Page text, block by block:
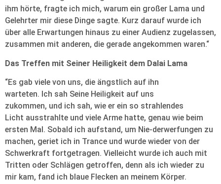
ihm hörte, fragte ich mich, warum ein großer Lama und
Gelehrter mir diese Dinge sagte. Kurz darauf wurde ich
über alle Erwartungen hinaus zu einer Audienz zugelassen,
zusammen mit anderen, die gerade angekommen waren.“
Das Treffen mit Seiner Heiligkeit dem Dalai Lama
“Es gab viele von uns, die ängstlich auf ihn
warteten. Ich sah Seine Heiligkeit auf uns
zukommen, und ich sah, wie er ein so strahlendes
Licht ausstrahlte und viele Arme hatte, genau wie beim
ersten Mal. Sobald ich aufstand, um Nie-derwerfungen zu
machen, geriet ich in Trance und wurde wieder von der
Schwerkraft fortgetragen. Vielleicht wurde ich auch mit
Tritten oder Schlägen getroffen, denn als ich wieder zu
mir kam, fand ich blaue Flecken an meinem Körper.